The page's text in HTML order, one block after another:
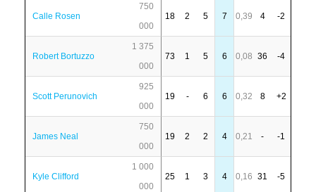
Calle Rosen
750
000
18 2 5 7 0,39 4 -2
Robert Bortuzzo
1 375
000
73 1 5 6 0,08 36 -4
Scott Perunovich
925
000
19 - 6 6 0,32 8 +2
James Neal
750
000
19 2 2 4 0,21 - -1
Kyle Clifford
1 000
000
25 1 3 4 0,16 31 -5